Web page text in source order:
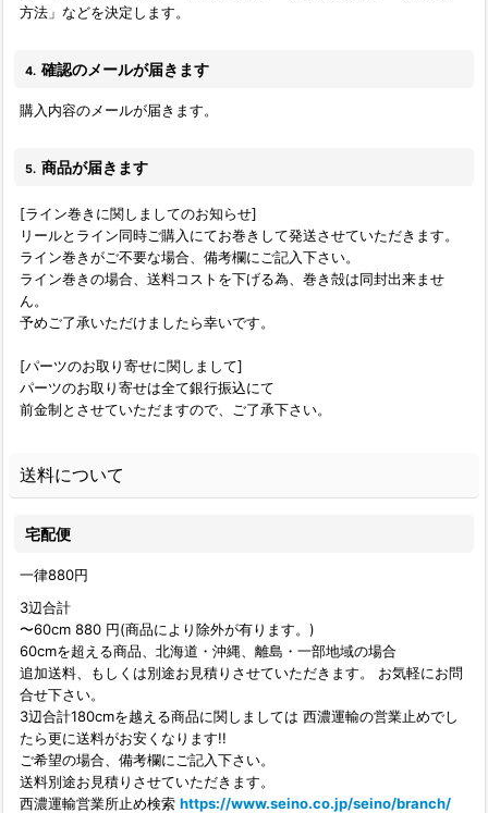
方法」などを決定します。
4. 確認のメールが届きます
購入内容のメールが届きます。
5. 商品が届きます
[ライン巻きに関しましてのお知らせ]
リールとライン同時ご購入にてお巻きして発送させていただきます。
ライン巻きがご不要な場合、備考欄にご記入下さい。
ライン巻きの場合、送料コストを下げる為、巻き殻は同封出来ませ
ん。
予めご了承いただけましたら幸いです。
[パーツのお取り寄せに関しまして]
パーツのお取り寄せは全て銀行振込にて
前金制とさせていただますので、ご了承下さい。
送料について
宅配便
一律880円
3辺合計
〜60cm 880 円(商品により除外が有ります。)
60cmを超える商品、北海道・沖縄、離島・一部地域の場合
追加送料、もしくは別途お見積りさせていただきます。 お気軽にお問
合せ下さい。
3辺合計180cmを越える商品に関しましては 西濃運輸の営業止めでし
たら更に送料がお安くなります!!
ご希望の場合、備考欄にご記入下さい。
送料別途お見積りさせていただきます。
西濃運輸営業所止め検索 https://www.seino.co.jp/seino/branch/